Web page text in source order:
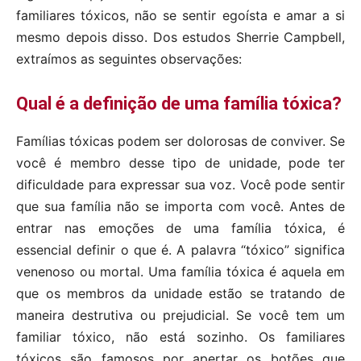
familiares tóxicos, não se sentir egoísta e amar a si
mesmo depois disso. Dos estudos Sherrie Campbell,
extraímos as seguintes observações:
Qual é a definição de uma família tóxica?
Famílias tóxicas podem ser dolorosas de conviver. Se
você é membro desse tipo de unidade, pode ter
dificuldade para expressar sua voz. Você pode sentir
que sua família não se importa com você. Antes de
entrar nas emoções de uma família tóxica, é
essencial definir o que é. A palavra “tóxico” significa
venenoso ou mortal. Uma família tóxica é aquela em
que os membros da unidade estão se tratando de
maneira destrutiva ou prejudicial. Se você tem um
familiar tóxico, não está sozinho. Os familiares